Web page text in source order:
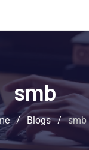
smb
/ Blogs / smb